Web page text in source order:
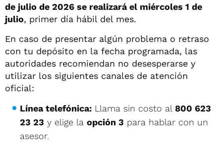
de julio de 2026 se realizará el miércoles 1 de
julio, primer día hábil del mes.
En caso de presentar algún problema o retraso
con tu depósito en la fecha programada, las
autoridades recomiendan no desesperarse y
utilizar los siguientes canales de atención
oficial:
Línea telefónica: Llama sin costo al 800 623
23 23 y elige la opción 3 para hablar con un
asesor.